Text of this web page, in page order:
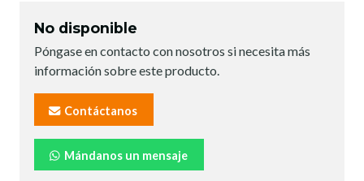
No disponible
Póngase en contacto con nosotros si necesita más
información sobre este producto.
Contáctanos
Mándanos un mensaje